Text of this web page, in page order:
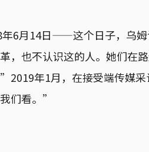
6月14日——这个日子，乌
，也不认识这的人。她们在
年1月，在接受端传媒
们看。”